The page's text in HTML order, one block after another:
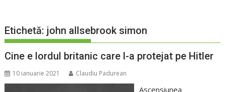
Etichetă: john allsebrook simon
Cine e lordul britanic care l-a protejat pe Hitler
10 ianuarie 2021 Claudiu Padurean
Ascensiunea